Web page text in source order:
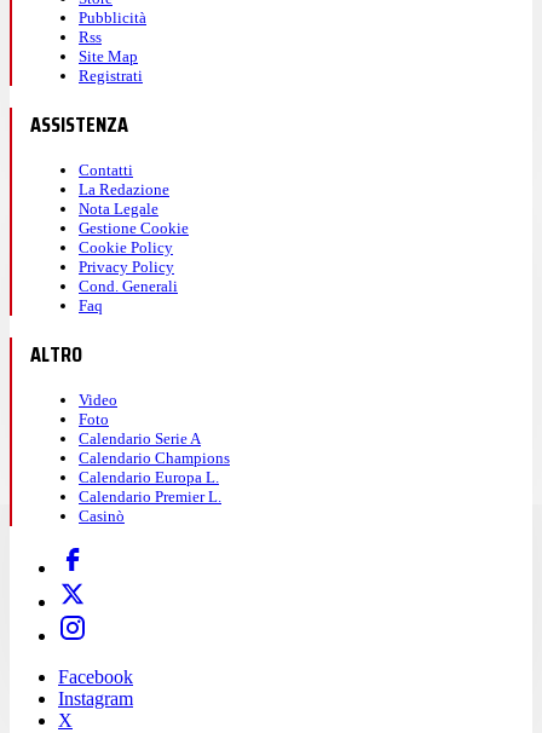
Pubblicità
Rss
Site Map
Registrati
ASSISTENZA
Contatti
La Redazione
Nota Legale
Gestione Cookie
Cookie Policy
Privacy Policy
Cond. Generali
Faq
ALTRO
Video
Foto
Calendario Serie A
Calendario Champions
Calendario Europa L.
Calendario Premier L.
Casinò
Facebook
Instagram
X